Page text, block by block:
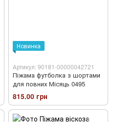
Новинка
Артикул: 90181-00000042721
Піжама футболка з шортами
для повних Місяць 0495
815.00 грн